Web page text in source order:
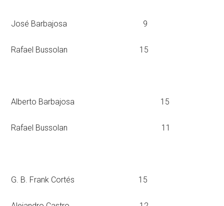
José Barbajosa 9
Rafael Bussolan 15
Alberto Barbajosa 15
Rafael Bussolan 11
G. B. Frank Cortés 15